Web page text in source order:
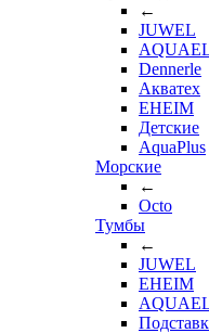
←
JUWEL
Dennerle
Акватех
EHEIM
Детские
AquaPlus
Морские
←
Octo
Тумбы
←
JUWEL
EHEIM